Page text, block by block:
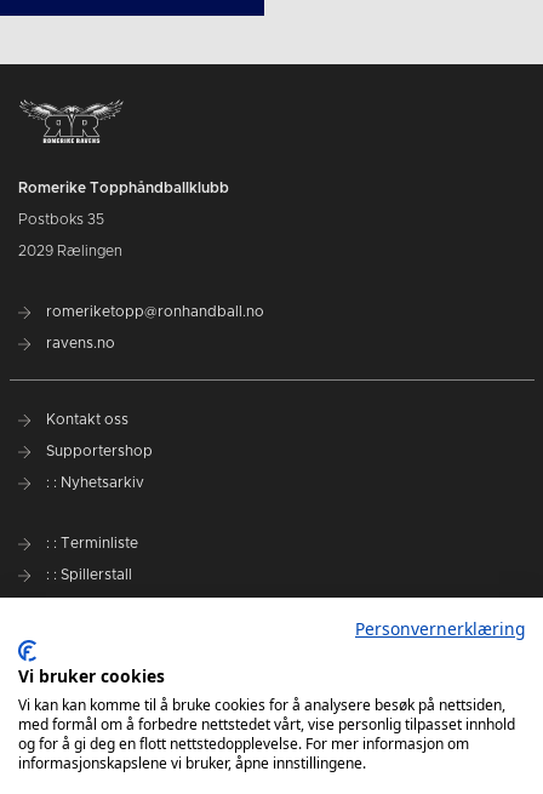
Romerike Topphåndballklubb
Postboks 35
2029 Rælingen
romeriketopp@ronhandball.no
ravens.no
Kontakt oss
Supportershop
: : Nyhetsarkiv
: : Terminliste
: : Spillerstall
: : Samarbeidspartnere
Slik kan du støtte Romerike Ravens
Personvernerklæring
Personvernerklæring
Vi bruker cookies
Vi kan kan komme til å bruke cookies for å analysere besøk på nettsiden,
med formål om å forbedre nettstedet vårt, vise personlig tilpasset innhold
og for å gi deg en flott nettstedopplevelse. For mer informasjon om
informasjonskapslene vi bruker, åpne innstillingene.